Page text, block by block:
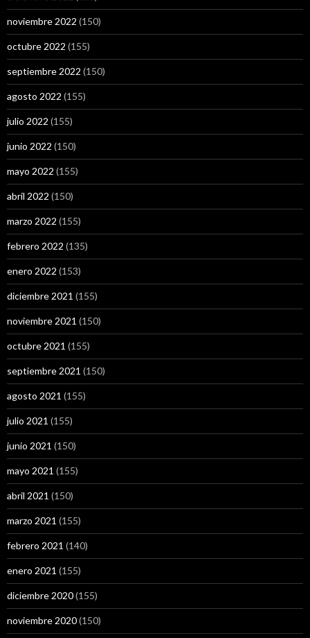
noviembre 2022 (150)
octubre 2022 (155)
septiembre 2022 (150)
agosto 2022 (155)
julio 2022 (155)
junio 2022 (150)
mayo 2022 (155)
abril 2022 (150)
marzo 2022 (155)
febrero 2022 (135)
enero 2022 (153)
diciembre 2021 (155)
noviembre 2021 (150)
octubre 2021 (155)
septiembre 2021 (150)
agosto 2021 (155)
julio 2021 (155)
junio 2021 (150)
mayo 2021 (155)
abril 2021 (150)
marzo 2021 (155)
febrero 2021 (140)
enero 2021 (155)
diciembre 2020(155)
noviembre 2020(150)